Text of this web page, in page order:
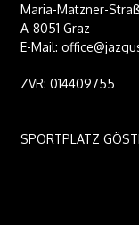
Maria-Matzner-
A-8051 Graz
E-Mail:
ZVR: 014409755
SPORTPLATZ